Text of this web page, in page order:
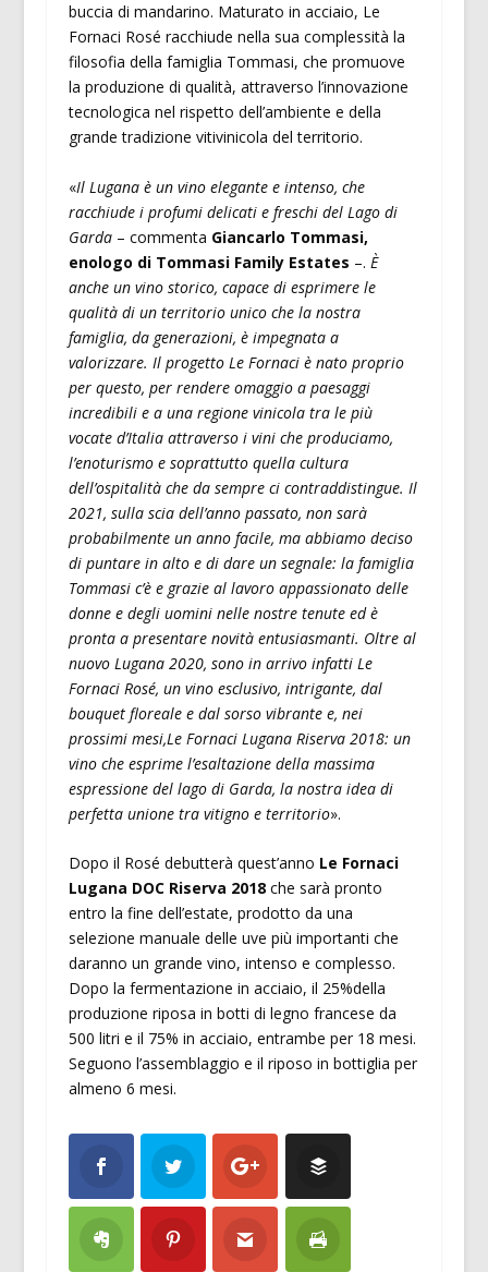
buccia di mandarino. Maturato in acciaio, Le
Fornaci Rosé racchiude nella sua complessità la
filosofia della famiglia Tommasi, che promuove
la produzione di qualità, attraverso l’innovazione
tecnologica nel rispetto dell’ambiente e della
grande tradizione vitivinicola del territorio.
«Il Lugana è un vino elegante e intenso, che
racchiude i profumi delicati e freschi del Lago di
Garda – commenta Giancarlo Tommasi,
enologo di Tommasi Family Estates –. È
anche un vino storico, capace di esprimere le
qualità di un territorio unico che la nostra
famiglia, da generazioni, è impegnata a
valorizzare. Il progetto Le Fornaci è nato proprio
per questo, per rendere omaggio a paesaggi
incredibili e a una regione vinicola tra le più
vocate d’Italia attraverso i vini che produciamo,
l’enoturismo e soprattutto quella cultura
dell’ospitalità che da sempre ci contraddistingue. Il
2021, sulla scia dell’anno passato, non sarà
probabilmente un anno facile, ma abbiamo deciso
di puntare in alto e di dare un segnale: la famiglia
Tommasi c’è e grazie al lavoro appassionato delle
donne e degli uomini nelle nostre tenute ed è
pronta a presentare novità entusiasmanti. Oltre al
nuovo Lugana 2020, sono in arrivo infatti Le
Fornaci Rosé, un vino esclusivo, intrigante, dal
bouquet floreale e dal sorso vibrante e, nei
prossimi mesi,Le Fornaci Lugana Riserva 2018: un
vino che esprime l’esaltazione della massima
espressione del lago di Garda, la nostra idea di
perfetta unione tra vitigno e territorio».
Dopo il Rosé debutterà quest’anno Le Fornaci
Lugana DOC Riserva 2018che sarà pronto
entro la fine dell’estate, prodotto da una
selezione manuale delle uve più importanti che
daranno un grande vino, intenso e complesso.
Dopo la fermentazione in acciaio, il 25%della
produzione riposa in botti di legno francese da
500 litri e il 75% in acciaio, entrambe per 18 mesi.
Seguono l’assemblaggio e il riposo in bottiglia per
almeno 6 mesi.